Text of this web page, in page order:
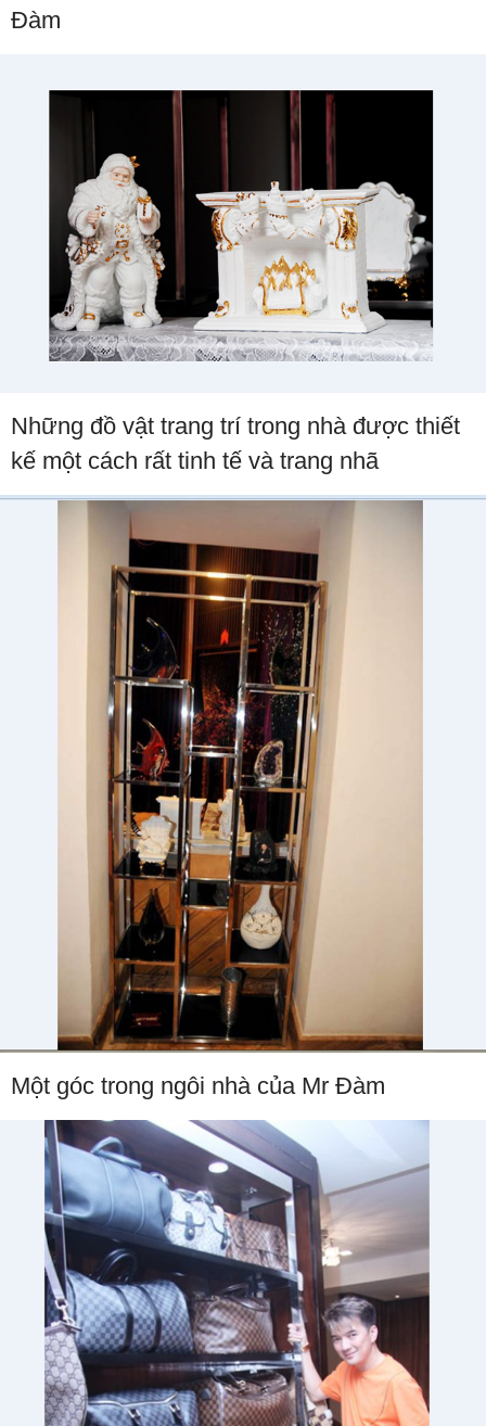
Đàm
Những đồ vật trang trí trong nhà được thiết
kế một cách rất tinh tế và trang nhã
Một góc trong ngôi nhà của Mr Đàm